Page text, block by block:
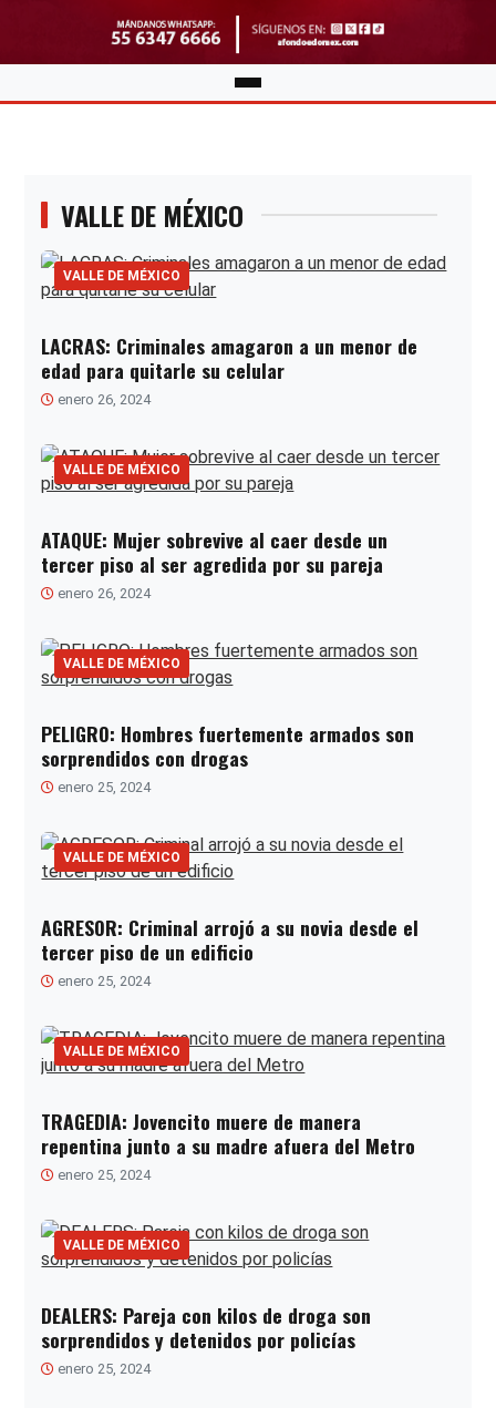
VALLE DE MÉXICO
VALLE DE MÉXICO
LACRAS: Criminales amagaron a un menor de
edad para quitarle su celular
enero 26, 2024
VALLE DE MÉXICO
ATAQUE: Mujer sobrevive al caer desde un
tercer piso al ser agredida por su pareja
enero 26, 2024
VALLE DE MÉXICO
PELIGRO: Hombres fuertemente armados son
sorprendidos con drogas
enero 25, 2024
VALLE DE MÉXICO
AGRESOR: Criminal arrojó a su novia desde el
tercer piso de un edificio
enero 25, 2024
VALLE DE MÉXICO
TRAGEDIA: Jovencito muere de manera
repentina junto a su madre afuera del Metro
enero 25, 2024
VALLE DE MÉXICO
DEALERS: Pareja con kilos de droga son
sorprendidos y detenidos por policías
enero 25, 2024